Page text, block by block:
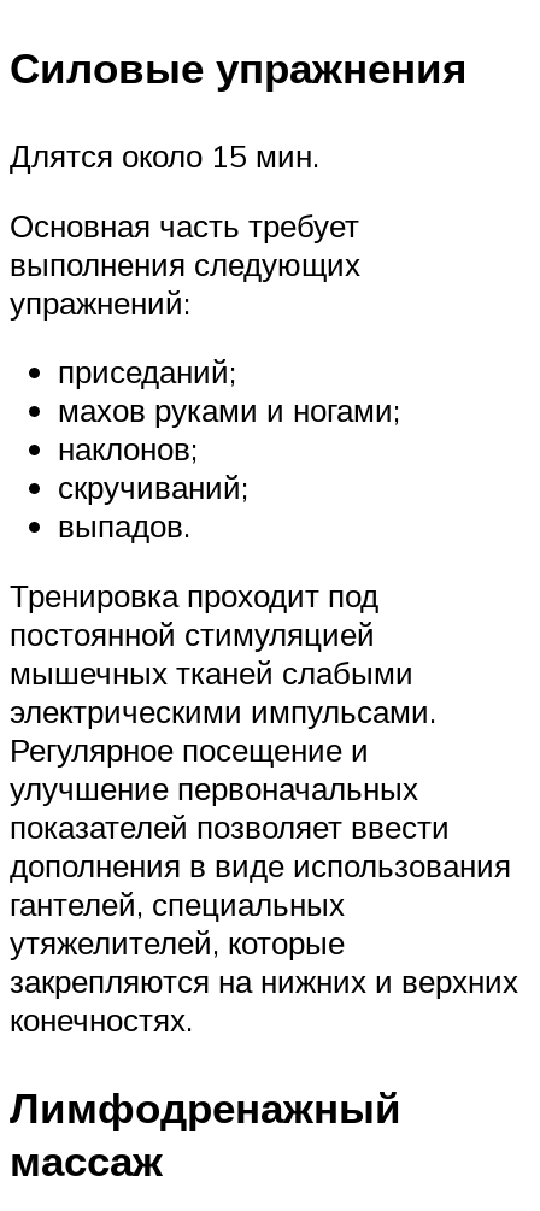
Силовые упражнения
Длятся около 15 мин.
Основная часть требует
выполнения следующих
упражнений:
приседаний;
махов руками и ногами;
наклонов;
скручиваний;
выпадов.
Тренировка проходит под
постоянной стимуляцией
мышечных тканей слабыми
электрическими импульсами.
Регулярное посещение и
улучшение первоначальных
показателей позволяет ввести
дополнения в виде использования
гантелей, специальных
утяжелителей, которые
закрепляются на нижних и верхних
конечностях.
Лимфодренажный
массаж